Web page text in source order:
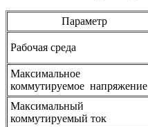
Параметр
Рабочая среда
Максимальное
коммутируемое напряжение
Максимальный
коммутируемый ток